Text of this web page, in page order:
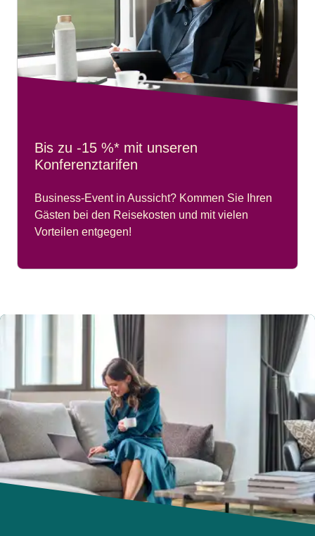
Bis zu -15 %* mit unseren
Konferenztarifen
Business-Event in Aussicht? Kommen Sie Ihren
Gästen bei den Reisekosten und mit vielen
Vorteilen entgegen!